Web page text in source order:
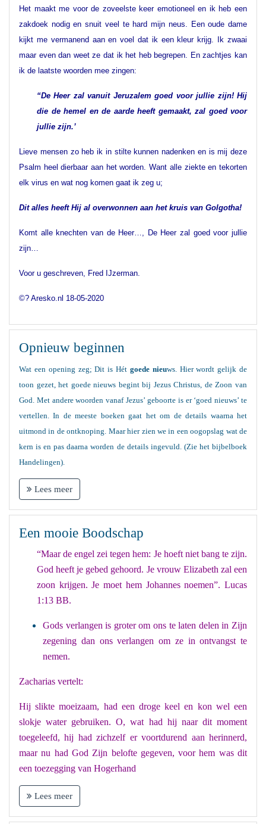
Het maakt me voor de zoveelste keer emotioneel en ik heb een
zakdoek nodig en snuit veel te hard mijn neus. Een oude dame
kijkt me vermanend aan en voel dat ik een kleur krijg. Ik zwaai
maar even dan weet ze dat ik het heb begrepen. En zachtjes kan
ik de laatste woorden mee zingen:
“De Heer zal vanuit Jeruzalem goed voor jullie zijn! Hij
die de hemel en de aarde heeft gemaakt, zal goed voor
jullie zijn.’
Lieve mensen zo heb ik in stilte kunnen nadenken en is mij deze
Psalm heel dierbaar aan het worden. Want alle ziekte en tekorten
elk virus en wat nog komen gaat ik zeg u;
Dit alles heeft Hij al overwonnen aan het kruis van Golgotha!
Komt alle knechten van de Heer…, De Heer zal goed voor jullie
zijn…
Voor u geschreven, Fred IJzerman.
©? Aresko.nl 18-05-2020
Opnieuw beginnen
Wat een opening zeg; Dit is Hét goede nieuws. Hier wordt gelijk de
toon gezet, het goede nieuws begint bij Jezus Christus, de Zoon van
God. Met andere woorden vanaf Jezus’ geboorte is er ‘goed nieuws’ te
vertellen. In de meeste boeken gaat het om de details waarna het
uitmond in de ontknoping. Maar hier zien we in een oogopslag wat de
kern is en pas daarna worden de details ingevuld. (Zie het bijbelboek
Handelingen).
Lees meer
Een mooie Boodschap
“Maar de engel zei tegen hem: Je hoeft niet bang te zijn.
God heeft je gebed gehoord. Je vrouw Elizabeth zal een
zoon krijgen. Je moet hem Johannes noemen”. Lucas
1:13 BB.
Gods verlangen is groter om ons te laten delen in Zijn
zegening dan ons verlangen om ze in ontvangst te
nemen.
Zacharias vertelt:
Hij slikte moeizaam, had een droge keel en kon wel een
slokje water gebruiken. O, wat had hij naar dit moment
toegeleefd, hij had zichzelf er voortdurend aan herinnerd,
maar nu had God Zijn belofte gegeven, voor hem was dit
een toezegging van Hogerhand
Lees meer